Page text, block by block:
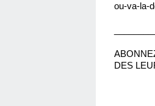
ou-va-la-
DES